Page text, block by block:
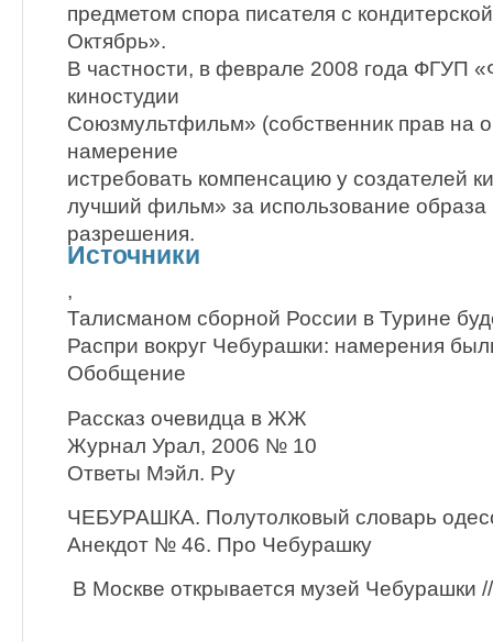
предметом спора писателя с
Октябрь».
В частности, в феврале 2008 года ФГУП
киностудии
Союзмультфильм» (собственник прав на
намерение
истребовать компенсацию у создателей
лучший фильм» за использование
разрешения.
Источники
,
Талисманом сборной России в Турине
Распри вокруг Чебурашки: намерения
Обобщение
Рассказ очевидца в ЖЖ
Журнал Урал, 2006 № 10
Ответы Мэйл. Ру
ЧЕБУРАШКА. Полутолковый словарь
Анекдот № 46. Про Чебурашку
В Москве открывается музей Чебурашки